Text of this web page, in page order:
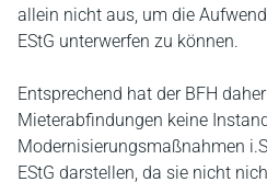
allein nicht aus, um die
EStG unterwerfen zu können.
Entsprechend hat der BFH
Mieterabfindungen keine
Modernisierungsmaßnahmen
EStG darstellen, da sie nicht